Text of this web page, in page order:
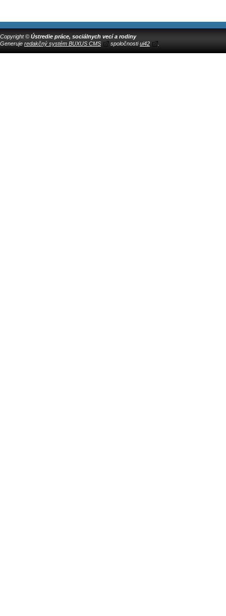
Copyright © Ústredie práce, sociálnych vecí a rodiny
Generuje redakčný systém BUXUS CMS spoločnostiui42